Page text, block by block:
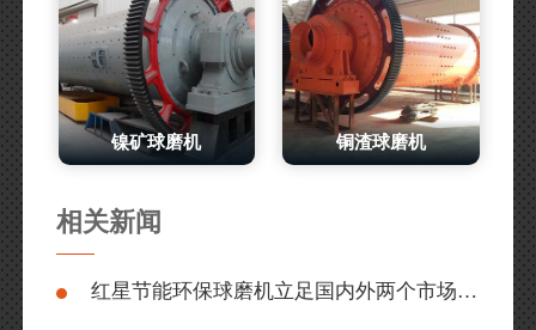
镍矿球磨机 铜渣球磨机
相关新闻
红星节能环保球磨机立足国内外两个市场，没有淡季